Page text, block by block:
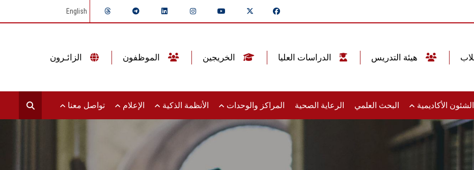
English
الشئون الأكاديمية البحث العلمي الرعاية الصحية المراكز والوحدات الأنظمة الذكية الإعلام تواصل معنا